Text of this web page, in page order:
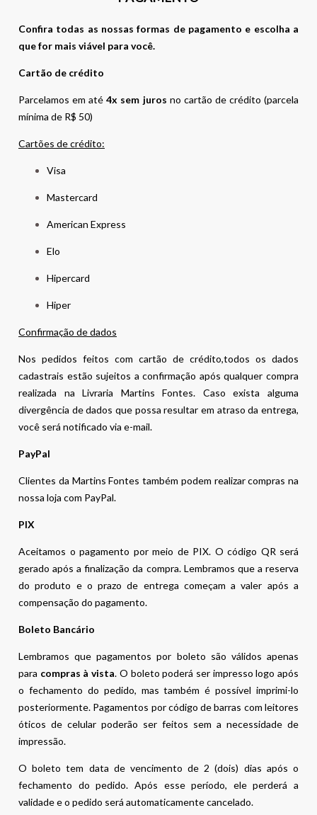
Confira todas as nossas formas de pagamento e escolha a
que for mais viável para você.
Cartão de crédito
Parcelamos em até4x sem juros no cartão de crédito (parcela
mínima de R$ 50)
Cartões de crédito:
Visa
Mastercard
American Express
Elo
Hipercard
Hiper
Confirmação de dados
Nos pedidos feitos com cartão de crédito,todos os dados
cadastrais estão sujeitos a confirmação após qualquer compra
realizada na Livraria Martins Fontes. Caso exista alguma
divergência de dados que possa resultar em atraso da entrega,
você será notificado via e-mail.
PayPal
Clientes da Martins Fontes também podem realizar compras na
nossa loja com PayPal.
PIX
Aceitamos o pagamento por meio de PIX. O código QR será
gerado após a finalização da compra. Lembramos que a reserva
do produto e o prazo de entrega começam a valer após a
compensação do pagamento.
Boleto Bancário
Lembramos que pagamentos por boleto são válidos apenas
para compras à vista. O boleto poderá ser impresso logo após
o fechamento do pedido, mas também é possível imprimi-lo
posteriormente. Pagamentos por código de barras com leitores
óticos de celular poderão ser feitos sem a necessidade de
impressão.
O boleto tem data de vencimento de 2 (dois) dias após o
fechamento do pedido. Após esse período, ele perderá a
validade e o pedido será automaticamente cancelado.